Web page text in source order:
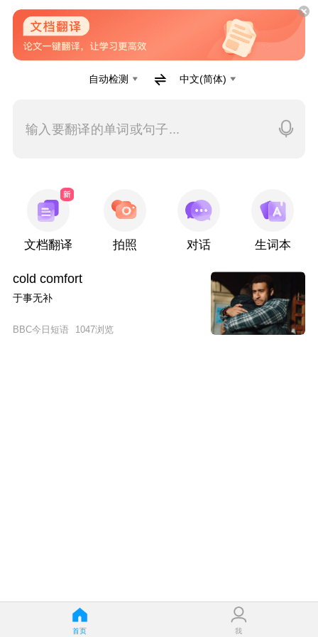
自动检测 中文(简体)
输入要翻译的单词或句子...
文档翻译 拍照 对话 生词本
cold comfort
于事无补
BBC今日短语 1047浏览
首页 我